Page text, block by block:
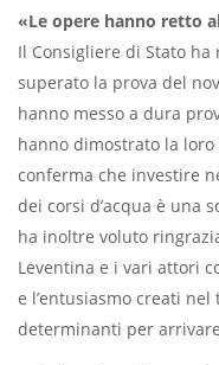
«Le opere hanno retto
Il Consigliere di Stato
superato la prova del
hanno messo a dura
hanno dimostrato la loro
conferma che investire
dei corsi d’acqua è una
ha inoltre voluto
Leventina e i vari attori
e l’entusiasmo creati
determinanti per